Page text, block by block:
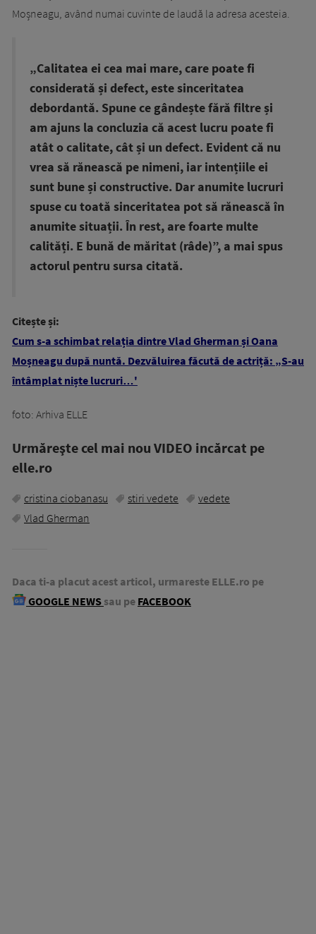
Moșneagu, având numai cuvinte de laudă la adresa acesteia.
„Calitatea ei cea mai mare, care poate fi
considerată și defect, este sinceritatea
debordantă. Spune ce gândește fără filtre și
am ajuns la concluzia că acest lucru poate fi
atât o calitate, cât și un defect. Evident că nu
vrea să rănească pe nimeni, iar intențiile ei
sunt bune și constructive. Dar anumite lucruri
spuse cu toată sinceritatea pot să rănească în
anumite situații. În rest, are foarte multe
calități. E bună de măritat (râde)”, a mai spus
actorul pentru sursa citată.
Citește și:
Cum s-a schimbat relația dintre Vlad Gherman și Oana
Moșneagu după nuntă. Dezvăluirea făcută de actriță: „S-au
întâmplat niște lucruri…'
foto: Arhiva ELLE
Urmăreşte cel mai nou VIDEO incărcat pe
elle.ro
cristina ciobanasu stiri vedete
vedete
Vlad Gherman
Daca ti-a placut acest articol, urmareste ELLE.ro pe
GOOGLE NEWS sau pe FACEBOOK